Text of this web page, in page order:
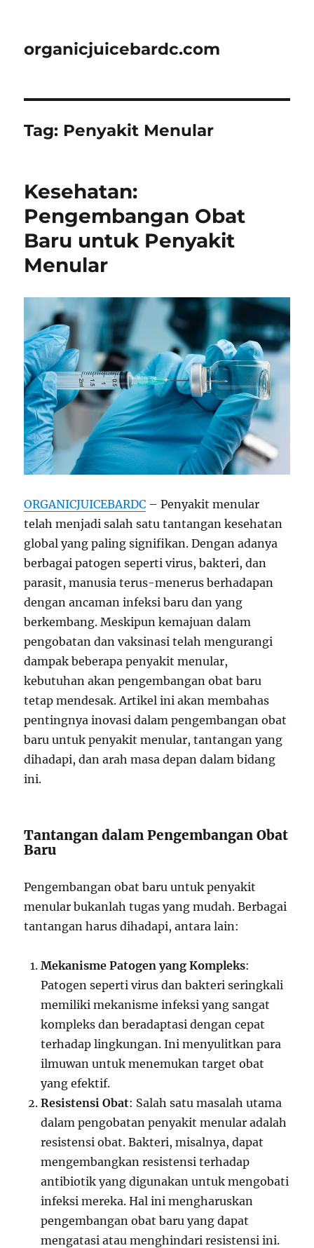
organicjuicebardc.com
Tag: Penyakit Menular
Kesehatan:
Pengembangan Obat
Baru untuk Penyakit
Menular
ORGANICJUICEBARDC – Penyakit menular
telah menjadi salah satu tantangan kesehatan
global yang paling signifikan. Dengan adanya
berbagai patogen seperti virus, bakteri, dan
parasit, manusia terus-menerus berhadapan
dengan ancaman infeksi baru dan yang
berkembang. Meskipun kemajuan dalam
pengobatan dan vaksinasi telah mengurangi
dampak beberapa penyakit menular,
kebutuhan akan pengembangan obat baru
tetap mendesak. Artikel ini akan membahas
pentingnya inovasi dalam pengembangan obat
baru untuk penyakit menular, tantangan yang
dihadapi, dan arah masa depan dalam bidang
ini.
Tantangan dalam Pengembangan Obat
Baru
Pengembangan obat baru untuk penyakit
menular bukanlah tugas yang mudah. Berbagai
tantangan harus dihadapi, antara lain:
Mekanisme Patogen yang Kompleks:
Patogen seperti virus dan bakteri seringkali
memiliki mekanisme infeksi yang sangat
kompleks dan beradaptasi dengan cepat
terhadap lingkungan. Ini menyulitkan para
ilmuwan untuk menemukan target obat
yang efektif.
Resistensi Obat: Salah satu masalah utama
dalam pengobatan penyakit menular adalah
resistensi obat. Bakteri, misalnya, dapat
mengembangkan resistensi terhadap
antibiotik yang digunakan untuk mengobati
infeksi mereka. Hal ini mengharuskan
pengembangan obat baru yang dapat
mengatasi atau menghindari resistensi ini.